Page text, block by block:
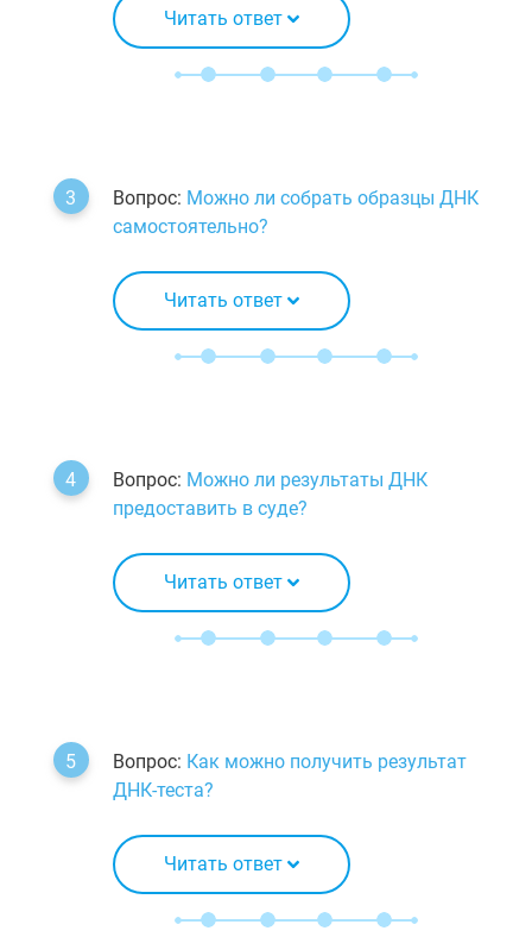
Читать ответ
Вопрос: Можно ли собрать образцы ДНК
самостоятельно?
Читать ответ
Вопрос: Можно ли результаты ДНК
предоставить в суде?
Читать ответ
Вопрос: Как можно получить результат
ДНК-теста?
Читать ответ